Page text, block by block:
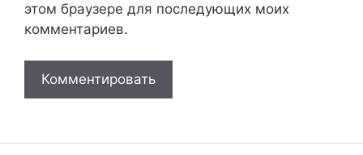
этом браузере для последующих моих
комментариев.